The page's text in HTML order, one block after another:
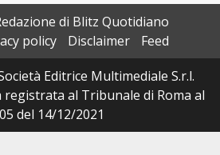
di Blitz Quotidiano
policy Disclaimer
Feed
Editrice Multimediale S.r.l.
al Tribunale di Roma al
del 14/12/2021